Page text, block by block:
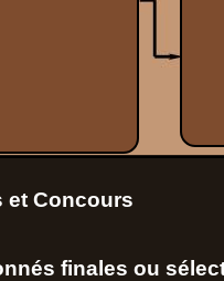
et Concours
finales ou